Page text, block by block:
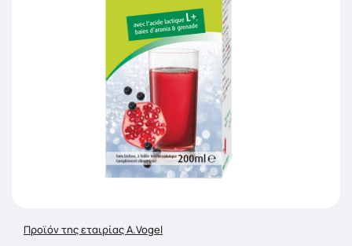
Προϊόν της εταιρίας A.Vogel